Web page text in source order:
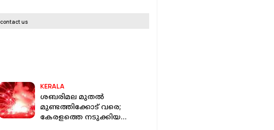
contact us
KERALA
ശബരിമല മുതൽ
മുണ്ടത്തിക്കോട് വരെ;
കേരളത്തെ നടുക്കിയ